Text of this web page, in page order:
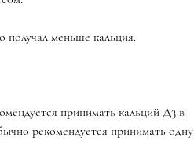
меньше кальция.
принимать кальций Д3 в
рекомендуется принимать одну